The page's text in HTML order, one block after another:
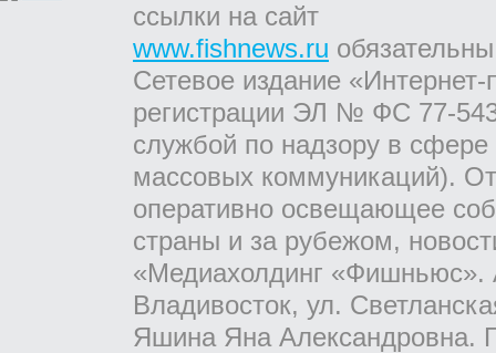
ссылки на сайт
www.fishnews.ru
Сетевое издание
регистрации ЭЛ № ФС 77-
службой по надзору в
массовых коммуникаций).
оперативно освещающее
страны и за рубежом,
«Медиахолдинг «Фишньюс».
Владивосток, ул.
Яшина Яна Александровна.